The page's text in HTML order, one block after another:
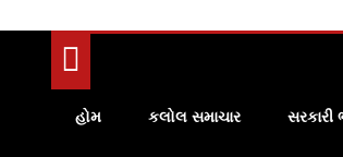
હોમ કલોલ સમાચાર સરકારી